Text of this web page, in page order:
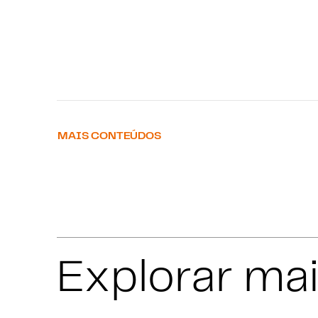
MAIS CONTEÚDOS
Explorar